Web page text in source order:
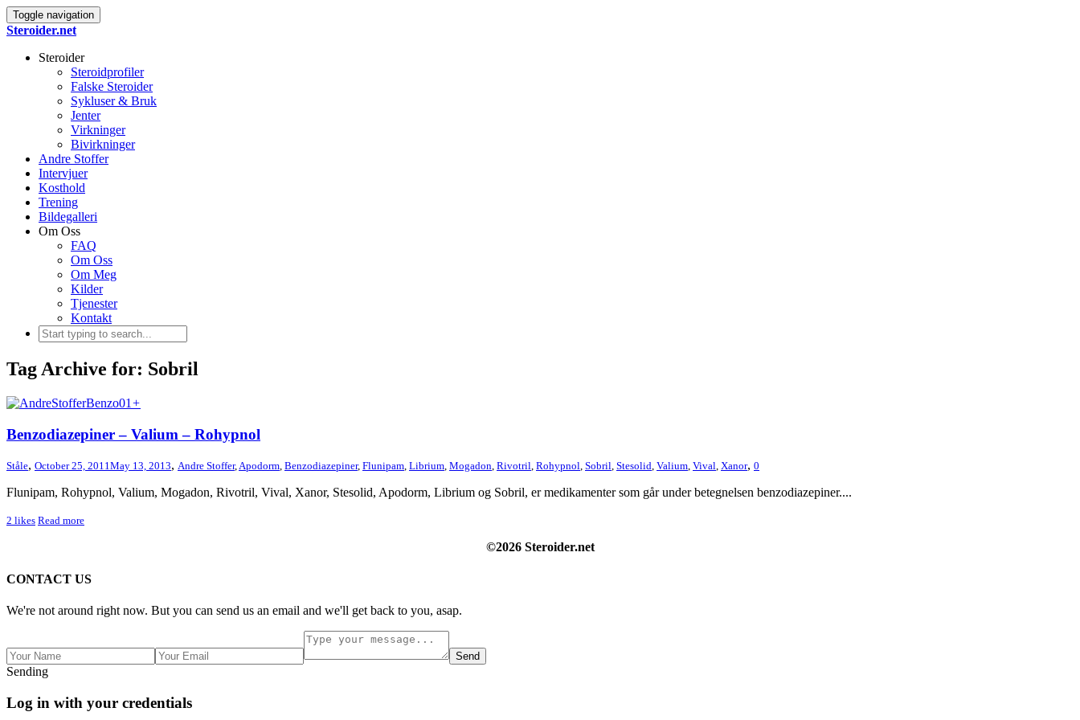
Toggle navigation
Steroider.net
Steroider
Steroidprofiler
Falske Steroider
Sykluser & Bruk
Jenter
Virkninger
Bivirkninger
Andre Stoffer
Intervjuer
Kosthold
Trening
Bildegalleri
Om Oss
FAQ
Om Oss
Om Meg
Kilder
Tjenester
Kontakt
Tag Archive for: Sobril
+
Benzodiazepiner – Valium – Rohypnol
Ståle, October 25, 2011May 13, 2013, Andre Stoffer,Apodorm, Benzodiazepiner, Flunipam, Librium, Mogadon, Rivotril, Rohypnol, Sobril, Stesolid, Valium, Vival, Xanor, 0
Flunipam, Rohypnol, Valium, Mogadon, Rivotril, Vival, Xanor, Stesolid, Apodorm, Librium og Sobril, er medikamenter som går under betegnelsen benzodiazepiner....
2 likes Read more
©2026 Steroider.net
CONTACT US
We're not around right now. But you can send us an email and we'll get back to you, asap.
Send
Sending
Log in with your credentials